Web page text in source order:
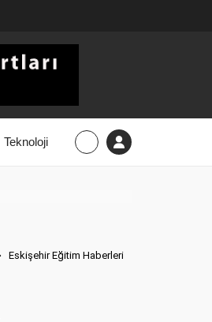
Teknoloji
Eskişehir Eğitim Haberleri